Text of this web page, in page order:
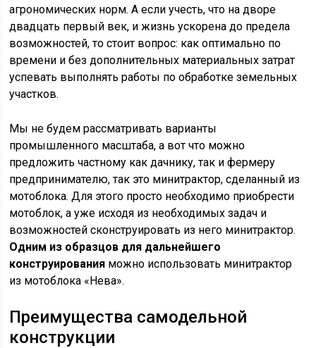
агрономических норм. А если учесть, что на дворе
двадцать первый век, и жизнь ускорена до предела
возможностей, то стоит вопрос: как оптимально по
времени и без дополнительных материальных затрат
успевать выполнять работы по обработке земельных
участков.
Мы не будем рассматривать варианты
промышленного масштаба, а вот что можно
предложить частному как дачнику, так и фермеру
предпринимателю, так это минитрактор, сделанный из
мотоблока. Для этого просто необходимо приобрести
мотоблок, а уже исходя из необходимых задач и
возможностей сконструировать из него минитрактор.
Одним из образцов для дальнейшего
конструирования можно использовать минитрактор
из мотоблока «Нева».
Преимущества самодельной
конструкции